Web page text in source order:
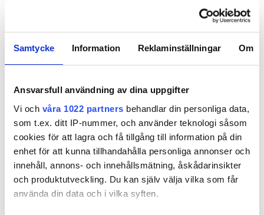
Samtycke Information Reklaminställningar Om
Ansvarsfull användning av dina uppgifter
Vi och våra 1022 partners behandlar din personliga data,
som t.ex. ditt IP-nummer, och använder teknologi såsom
cookies för att lagra och få tillgång till information på din
enhet för att kunna tillhandahålla personliga annonser och
innehåll, annons- och innehållsmätning, åskådarinsikter
och produktutveckling. Du kan själv välja vilka som får
använda din data och i vilka syften.
21 MAY 2026
180-miljonersorder till svenskt
7 MAY 2026
El, vent och sprinkler i
miljöklassad stororder till
Bravida
5 MAY 2026
Svagt uppåt för Bravida: ”Bra